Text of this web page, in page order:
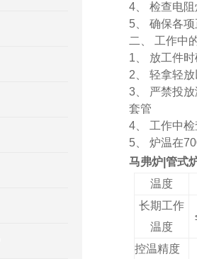
4、 检查电阻
5、 确保各
二、 工作中
1、 放工件
2、 轻拿轻
3、 严禁投
套管
4、 工作中
5、 炉温在
马弗炉|管式
温度
长期工作
温度
控温精度